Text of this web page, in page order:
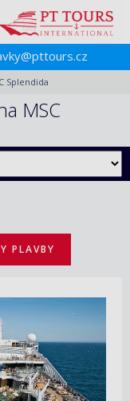
Splendida
MSC
PLAVBY